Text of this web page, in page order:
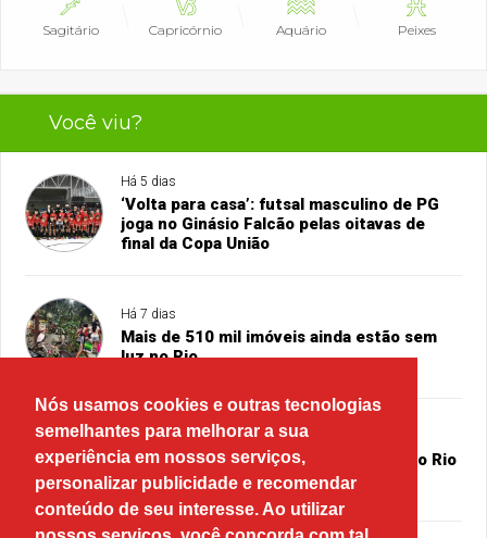
Nós usamos cookies e outras tecnologias
semelhantes para melhorar a sua
experiência em nossos serviços,
personalizar publicidade e recomendar
conteúdo de seu interesse. Ao utilizar
Sagitário Capricórnio Aquário Peixes
Você viu?
Há 5 dias
‘Volta para casa’: futsal masculino de PG
joga no Ginásio Falcão pelas oitavas de
final da Copa União
Há 7 dias
Mais de 510 mil imóveis ainda estão sem
luz no Rio
Há 7 dias
Antiga sede dos Correios no centro do Rio
vai a leilão nesta quinta